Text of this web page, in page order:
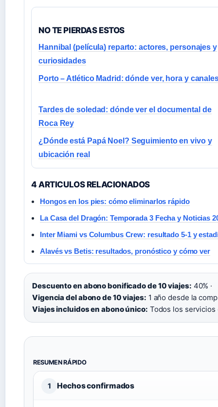
NO TE PIERDAS ESTOS
Hannibal (película) reparto: actores, personajes y
curiosidades
Porto – Atlético Madrid: dónde ver, hora y
Tardes de soledad: dónde ver el documental de
Roca Rey
¿Dónde está Papá Noel? Seguimiento en vivo y
ubicación real
4 ARTICULOS RELACIONADOS
Hongos en los pies: cómo eliminarlos rápido
La Casa del Dragón: Temporada 3 Fecha y Noticias
Inter Miami vs Columbus Crew: resultado 5-1 y
Alavés vs Betis: resultados, pronóstico y cómo ver
Descuento en abono bonificado de 10 viajes: 40% ·
Vigencia del abono de 10 viajes: 1 año desde la
Viajes incluidos en abono único: Todos los servicios
RESUMEN RÁPIDO
1 Hechos confirmados